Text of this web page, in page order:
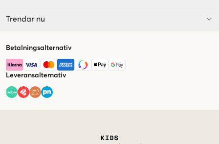
Trendar nu
Betalningsalternativ
Leveransalternativ